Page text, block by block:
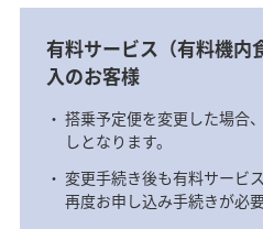
有料サービス（有料機内
入のお客様
搭乗予定便を変更した場合
しとなります。
変更手続き後も有料サービ
再度お申し込み手続きが必